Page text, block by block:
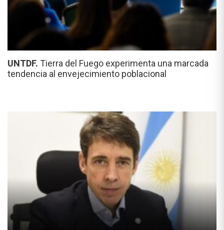
UNTDF. Tierra del Fuego experimenta una marcada
tendencia al envejecimiento poblacional